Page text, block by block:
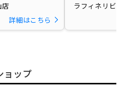
店
詳細はこちら
ラフィネリビン
ョップ